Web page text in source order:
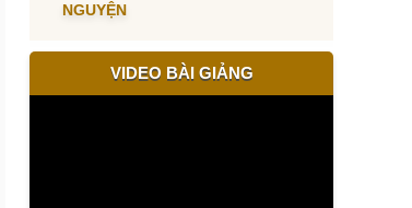
NGUYỆN
VIDEO BÀI GIẢNG